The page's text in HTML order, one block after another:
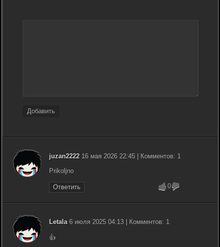
Добавить
juzan2222 16 мая 2026 22:45 | Комментов: 1
Prikoljno
Ответить 0
Letala6 июля 2025 04:13 | Комментов: 1
👍